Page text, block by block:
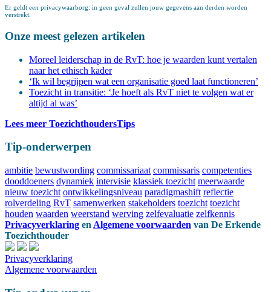
Er geldt een privacywaarborg: in geen geval zullen jouw gegevens aan derden worden
verstrekt.
Onze meest gelezen artikelen
Moreel leiderschap in de RvT: hoe je waarden kunt vertalen
naar het ethisch kader
‘Ik wil begrijpen wat een organisatie goed laat functioneren’
Toezicht in transitie: ‘Je hoeft als RvT niet te volgen wat er
altijd al was’
Lees meer ToezichthoudersTips
Tip-onderwerpen
ambitie bewustwording commissariaat commissaris competenties
dooddoeners dynamiek intervisie klassiek toezicht meerwaarde
nieuw toezicht ontwikkelingsniveau paradigmashift reflectie
rolverdeling RvT samenwerken stakeholders toezicht toezicht
houden waarden weerstand werving zelfevaluatie zelfkennis
Privacyverklaring en Algemene voorwaarden van De Erkende
Toezichthouder
Privacyverklaring
Algemene voorwaarden